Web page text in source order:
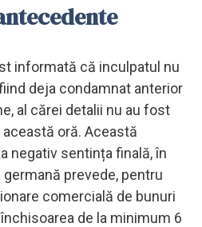
informată că inculpatul nu
deja condamnat anterior
al cărei detalii nu au fost
oră. Această
negativ sentința finală, în
prevede, pentru
comercială de bunuri
de la minimum 6